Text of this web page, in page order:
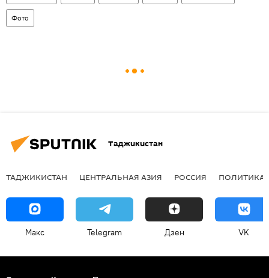
Фото
Таджикистан
ТАДЖИКИСТАН ЦЕНТРАЛЬНАЯ АЗИЯ РОССИЯ ПОЛИТИКА
Макс Telegram Дзен VK